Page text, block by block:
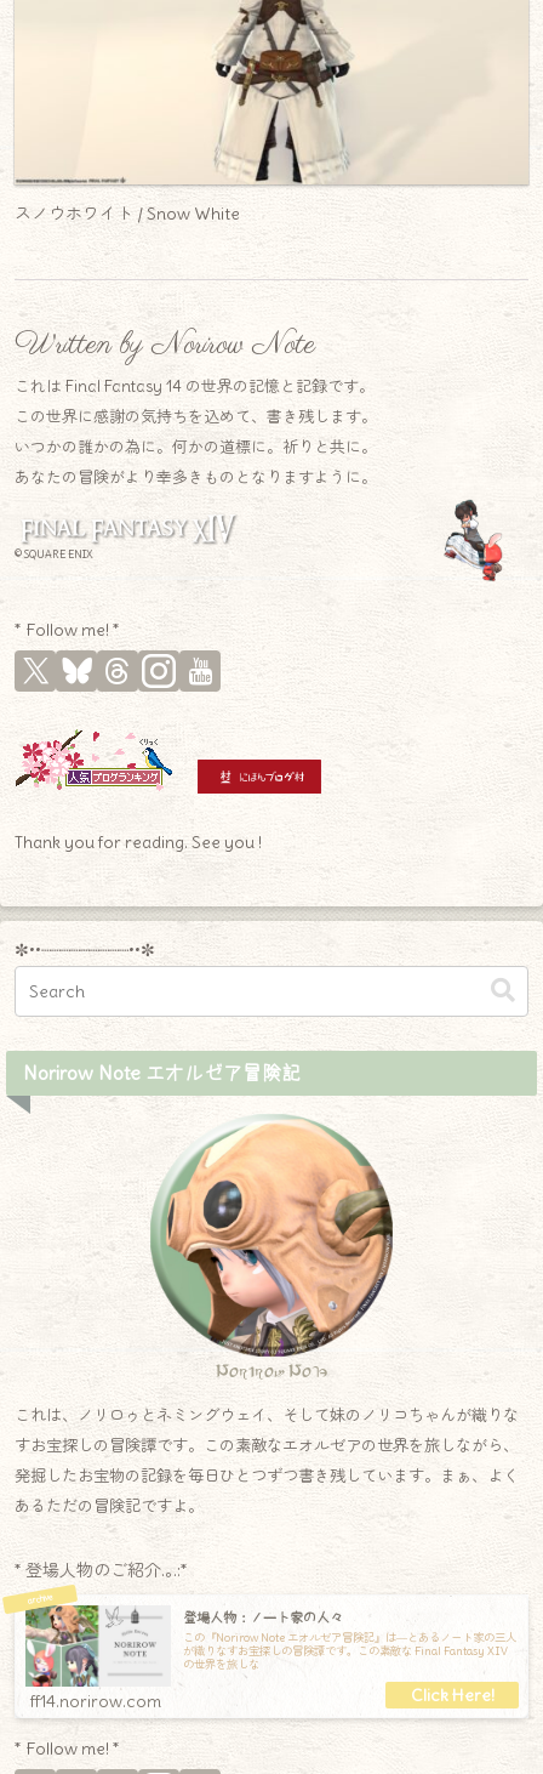
スノウホワイト / Snow White
Written by Norirow Note
これは Final Fantasy 14 の世界の記憶と記録です。
この世界に感謝の気持ちを込めて、書き残します。
いつかの誰かの為に。何かの道標に。祈りと共に。
あなたの冒険がより幸多きものとなりますように。
© SQUARE ENIX
* Follow me! *
Thank you for reading. See you !
✼••┈┈┈┈┈┈┈┈┈••✼
Norirow Note エオルゼア冒険記
Norirow Note
これは、ノリロゥとネミングウェイ、そして妹のノリコちゃんが織りな
すお宝探しの冒険譚です。この素敵なエオルゼアの世界を旅しながら、
発掘したお宝物の記録を毎日ひとつずつ書き残しています。まぁ、よく
あるただの冒険記ですよ。
* 登場人物のご紹介.｡.:*
登場人物：ノート家の人々
この『Norirow Note エオルゼア冒険記』は―とあるノート家の三人
が織りなすお宝探しの冒険譚です。この素敵な Final Fantasy XIV
の世界を旅しな
ff14.norirow.com
* Follow me! *